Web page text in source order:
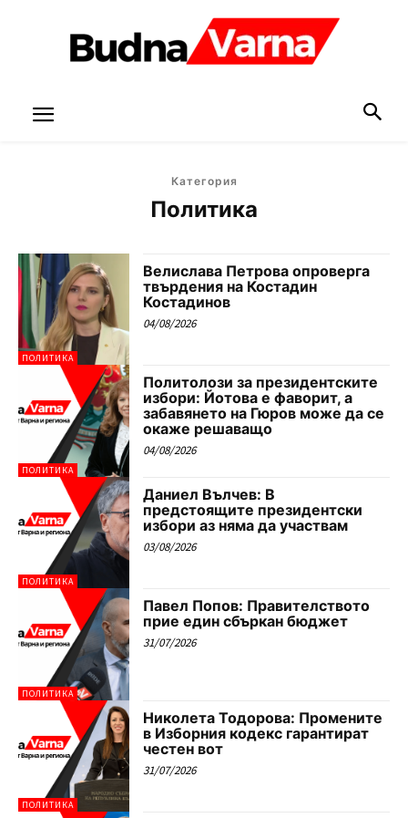
Категория
Политика
ПОЛИТИКА
Велислава Петрова опроверга
твърдения на Костадин
Костадинов
04/08/2026
ПОЛИТИКА
Политолози за президентските
избори: Йотова е фаворит, а
забавянето на Гюров може да се
окаже решаващо
04/08/2026
ПОЛИТИКА
Даниел Вълчев: В
предстоящите президентски
избори аз няма да участвам
03/08/2026
ПОЛИТИКА
Павел Попов: Правителството
прие един сбъркан бюджет
31/07/2026
ПОЛИТИКА
Николета Тодорова: Промените
в Изборния кодекс гарантират
честен вот
31/07/2026